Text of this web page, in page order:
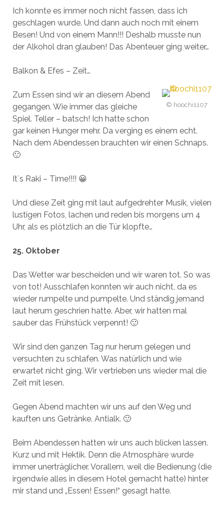
Ich konnte es immer noch nicht fassen, dass ich
geschlagen wurde. Und dann auch noch mit einem
Besen! Und von einem Mann!!! Deshalb musste nun
der Alkohol dran glauben! Das Abenteuer ging weiter…
Balkon & Efes – Zeit…
© hoochi1107
Zum Essen sind wir an diesem Abend
gegangen. Wie immer das gleiche
Spiel. Teller – batsch! Ich hatte schon
gar keinen Hunger mehr. Da verging es einem echt.
Nach dem Abendessen brauchten wir einen Schnaps.
🙂
It´s Raki – Time!!!! 😀
Und diese Zeit ging mit laut aufgedrehter Musik, vielen
lustigen Fotos, lachen und reden bis morgens um 4
Uhr, als es plötzlich an die Tür klopfte…
25. Oktober
Das Wetter war bescheiden und wir waren tot. So was
von tot! Ausschlafen konnten wir auch nicht, da es
wieder rumpelte und pumpelte. Und ständig jemand
laut herum geschrien hatte. Aber, wir hatten mal
sauber das Frühstück verpennt! 🙂
Wir sind den ganzen Tag nur herum gelegen und
versuchten zu schlafen. Was natürlich und wie
erwartet nicht ging. Wir vertrieben uns wieder mal die
Zeit mit lesen.
Gegen Abend machten wir uns auf den Weg und
kauften uns Getränke. Antialk. 🙂
Beim Abendessen hatten wir uns auch blicken lassen.
Kurz und mit Hektik. Denn die Atmosphäre wurde
immer unerträglicher. Vorallem, weil die Bedienung (die
irgendwie alles in diesem Hotel gemacht hatte) hinter
mir stand und „Essen! Essen!“ gesagt hatte.